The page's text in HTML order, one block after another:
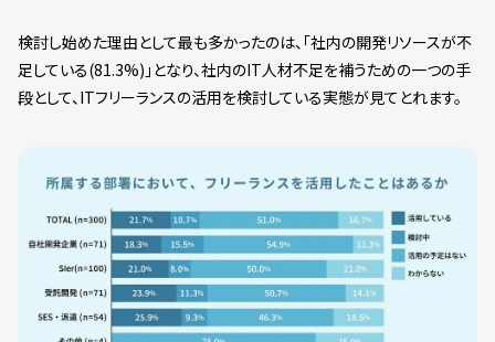
検討し始めた理由として最も多かったのは、「社内の開発リソースが不
足している(81.3%)」となり、社内のIT人材不足を補うための一つの手
段として、ITフリーランスの活用を検討している実態が見てとれます。